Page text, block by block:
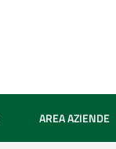
AREA AZIENDE